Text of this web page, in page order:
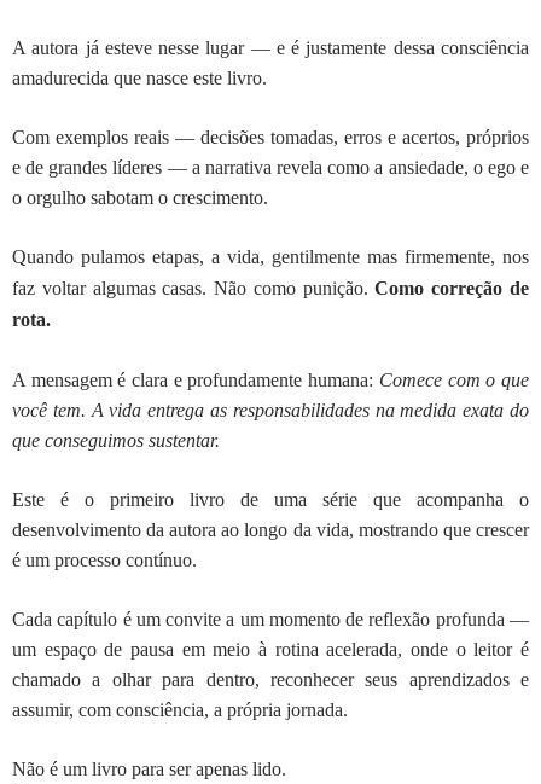
A autora já esteve nesse lugar — e é justamente dessa consciência
amadurecida que nasce este livro.
Com exemplos reais — decisões tomadas, erros e acertos, próprios
e de grandes líderes — a narrativa revela como a ansiedade, o ego e
o orgulho sabotam o crescimento.
Quando pulamos etapas, a vida, gentilmente mas firmemente, nos
faz voltar algumas casas. Não como punição.Como correção de
rota.
A mensagem é clara e profundamente humana: Comece com o que
você tem. A vida entrega as responsabilidades na medida exata do
que conseguimos sustentar.
Este é o primeiro livro de uma série que acompanha o
desenvolvimento da autora ao longo da vida, mostrando que crescer
é um processo contínuo.
Cada capítulo é um convite a um momento de reflexão profunda —
um espaço de pausa em meio à rotina acelerada, onde o leitor é
chamado a olhar para dentro, reconhecer seus aprendizados e
assumir, com consciência, a própria jornada.
Não é um livro para ser apenas lido.